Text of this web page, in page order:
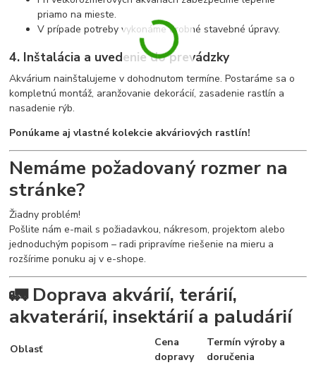
priamo na mieste.
V prípade potreby vykonáme drobné stavebné úpravy.
4. Inštalácia a uvedenie do prevádzky
Akvárium nainštalujeme v dohodnutom termíne. Postaráme sa o
kompletnú montáž, aranžovanie dekorácií, zasadenie rastlín a
nasadenie rýb.
Ponúkame aj vlastné kolekcie akváriových rastlín!
Nemáme požadovaný rozmer na
stránke?
Žiadny problém!
Pošlite nám e-mail s požiadavkou, nákresom, projektom alebo
jednoduchým popisom – radi pripravíme riešenie na mieru a
rozšírime ponuku aj v e-shope.
🚛 Doprava akvárií, terárií,
akvaterárií, insektárií a paludárií
Oblasť
Cena
dopravy
Termín výroby a
doručenia